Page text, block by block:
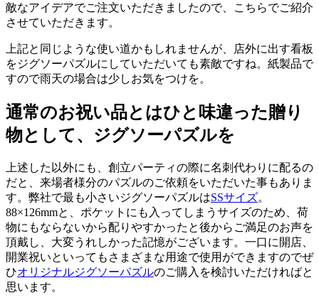
敵なアイデアでご注文いただきましたので、こちらでご紹介
させていただきます。
上記と同じような使い道かもしれませんが、店外に出す看板
をジグソーパズルにしていただいても素敵ですね。紙製品で
すので雨天の場合は少しお気をつけを。
通常のお祝い品とはひと味違った贈り
物として、ジグソーパズルを
上述した以外にも、創立パーティの際に名刺代わりに配るの
だと、来場者様分のパズルのご依頼をいただいた事もありま
す。弊社で最も小さいジグソーパズルはSSサイズ。
88×126mmと、ポケットにも入ってしまうサイズのため、荷
物にもならないから配りやすかったと後からご満足のお声を
頂戴し、大変うれしかった記憶がございます。一口に開店、
開業祝いといってもさまざまな用途で使用ができますのでぜ
ひオリジナルジグソーパズルのご購入を検討いただければと
思います。